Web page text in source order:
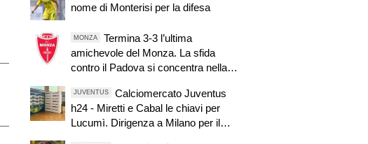
nome di Monterisi per la difesa
MONZA
Termina 3-3 l’ultima
amichevole del Monza. La sfida
contro il Padova si concentra nella
JUVENTUS
Calciomercato Juventus
h24 - Miretti e Cabal le chiavi per
Lucumì. Dirigenza a Milano per il